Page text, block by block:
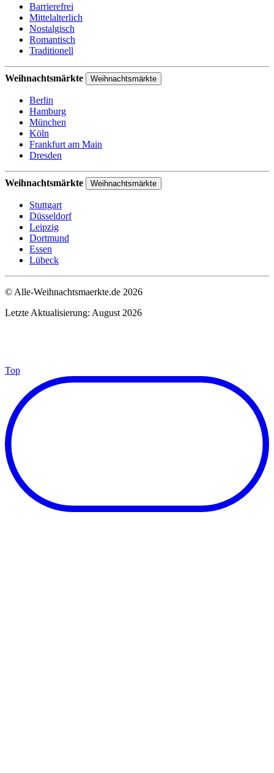
Barrierefrei
Mittelalterlich
Nostalgisch
Romantisch
Traditionell
Weihnachtsmärkte Weihnachtsmärkte
Berlin
Hamburg
München
Köln
Frankfurt am Main
Dresden
Weihnachtsmärkte Weihnachtsmärkte
Stuttgart
Düsseldorf
Leipzig
Dortmund
Essen
Lübeck
© Alle-Weihnachtsmaerkte.de 2026
Letzte Aktualisierung: August 2026
Top